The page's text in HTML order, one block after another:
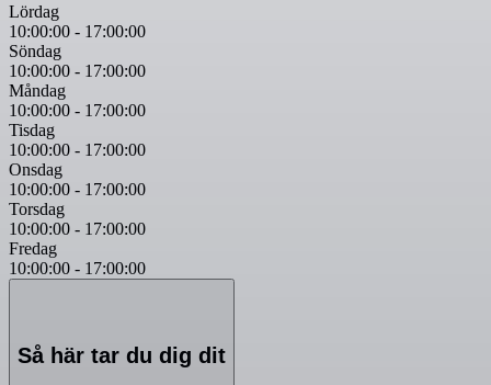
Lördag
10:00:00 - 17:00:00
Söndag
10:00:00 - 17:00:00
Måndag
10:00:00 - 17:00:00
Tisdag
10:00:00 - 17:00:00
Onsdag
10:00:00 - 17:00:00
Torsdag
10:00:00 - 17:00:00
Fredag
10:00:00 - 17:00:00
Så här tar du dig dit